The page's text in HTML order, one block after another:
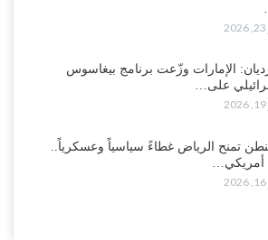
بصفوف قيادة “درع الوطن” المتمركز
هيكلة فصائلها بعد…
من يقود حرب التصفية الصامتة داخل
الساحلي المخا- عدن.. هل بدأت المناطق
الداخل..!
الإمارات وزّعت برنامج بيغاسوس
على…
تمنح الرياض غطاءً سياسياً وعسكرياً..
أمريكي…